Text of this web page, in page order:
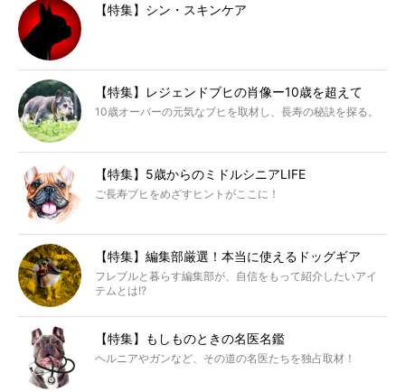
【特集】シン・スキンケア
【特集】レジェンドブヒの肖像ー10歳を超えて
10歳オーバーの元気なブヒを取材し、長寿の秘訣を探る。
【特集】5歳からのミドルシニアLIFE
ご長寿ブヒをめざすヒントがここに！
【特集】編集部厳選！本当に使えるドッグギア
フレブルと暮らす編集部が、自信をもって紹介したいアイ
テムとは!?
【特集】もしものときの名医名鑑
ヘルニアやガンなど、その道の名医たちを独占取材！